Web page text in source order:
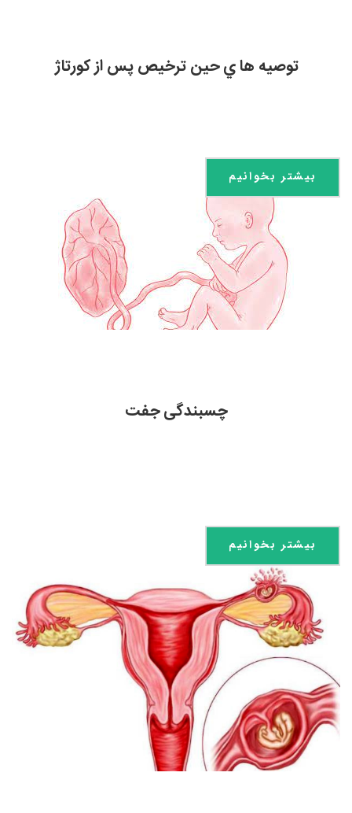
توصیه ها ي حین ترخیص پس از کورتاژ
بیشتر بخوانیم
چسبندگی جفت
بیشتر بخوانیم